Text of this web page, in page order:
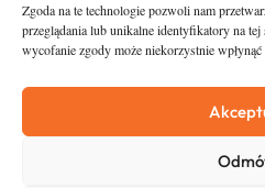
Zgoda na te technologie pozwoli nam
przeglądania lub unikalne identyfikatory na
wycofanie zgody może niekorzystnie
Asfalt
O